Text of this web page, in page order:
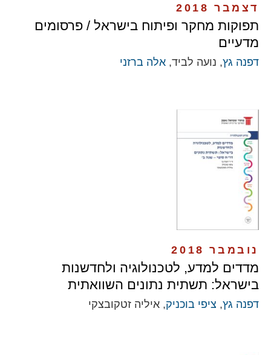
דצמבר 2018
תפוקות מחקר ופיתוח בישראל / פרסומים
מדעיים
דפנה גץ, נועה לביד, אלה ברזני
נובמבר 2018
מדדים למדע, לטכנולוגיה ולחדשנות
בישראל: תשתית נתונים השוואתית
דפנה גץ, ציפי בוכניק, איליה זטקובצקי